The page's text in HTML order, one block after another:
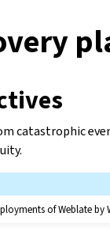
catastrophic
of Weblate